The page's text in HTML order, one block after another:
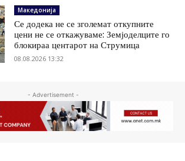
Македонија
Се додека не се зголемат откупните
цени не се откажуваме: Земјоделците го
блокираа центарот на Струмица
08.08.2026 13:32
- Advertisement -